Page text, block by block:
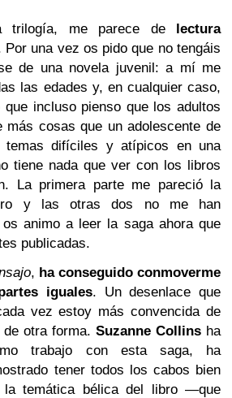
trilogía, me parece de lectura
una vez os pido que no tengáis
de una novela juvenil: a mí me
las edades y, en cualquier caso,
incluso pienso que los adultos
más cosas que un adolescente de
temas difíciles y atípicos en una
tiene nada que ver con los libros
La primera parte me pareció la
y las otras dos no me han
animo a leer la saga ahora que
publicadas.
, ha conseguido conmoverme
iguales. Un desenlace que
vez estoy más convencida de
otra forma. Suzanne Collins ha
trabajo con esta saga, ha
tener todos los cabos bien
la temática bélica del libro —que